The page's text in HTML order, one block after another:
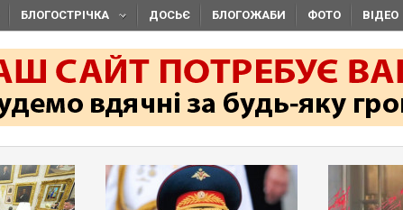
БЛОГОСТРІЧКА ДОСЬЄ БЛОГОЖАБИ ФОТО ВІДЕО